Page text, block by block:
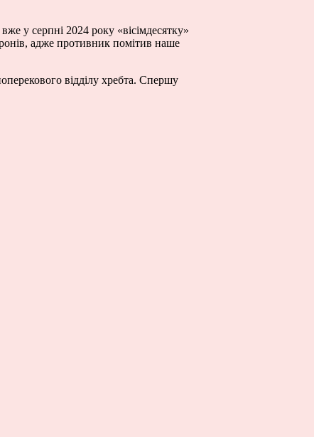
у серпні 2024 року «вісімдесятку»
адже противник помітив наше
відділу хребта. Спершу